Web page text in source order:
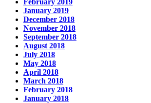
February 2019
January 2019
December 2018
November 2018
September 2018
August 2018
July 2018
May 2018
April 2018
March 2018
February 2018
January 2018